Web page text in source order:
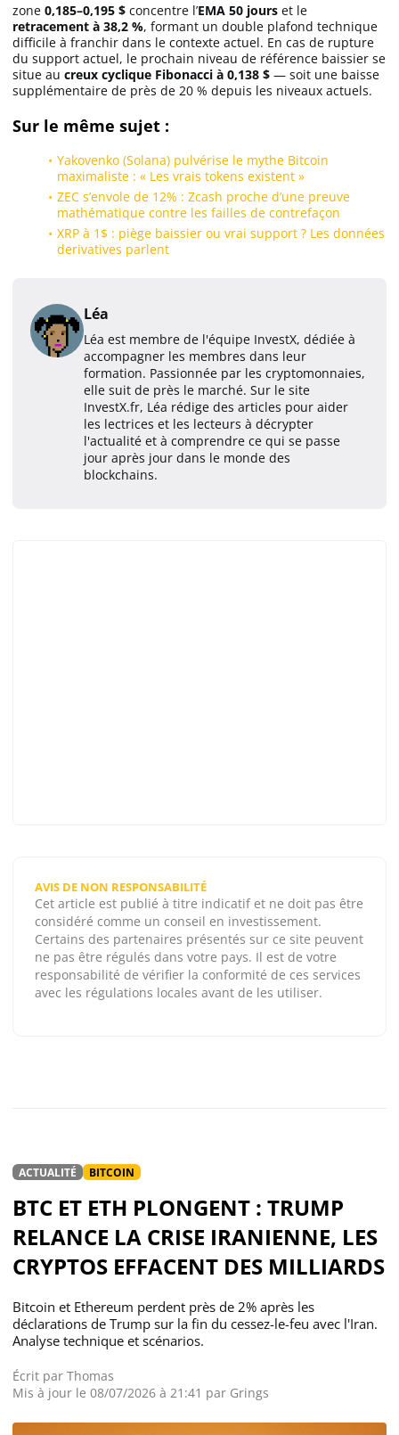
zone 0,185–0,195 $ concentre l’EMA 50 jours et le
retracement à 38,2 %, formant un double plafond technique
difficile à franchir dans le contexte actuel. En cas de rupture
du support actuel, le prochain niveau de référence baissier se
situe au creux cyclique Fibonacci à 0,138 $ — soit une baisse
supplémentaire de près de 20 % depuis les niveaux actuels.
Sur le même sujet :
Yakovenko (Solana) pulvérise le mythe Bitcoin
maximaliste : « Les vrais tokens existent »
ZEC s’envole de 12% : Zcash proche d’une preuve
mathématique contre les failles de contrefaçon
XRP à 1$ : piège baissier ou vrai support ? Les données
derivatives parlent
Léa
Léa est membre de l'équipe InvestX, dédiée à
accompagner les membres dans leur
formation. Passionnée par les cryptomonnaies,
elle suit de près le marché. Sur le site
InvestX.fr, Léa rédige des articles pour aider
les lectrices et les lecteurs à décrypter
l'actualité et à comprendre ce qui se passe
jour après jour dans le monde des
blockchains.
AVIS DE NON RESPONSABILITÉ
Cet article est publié à titre indicatif et ne doit pas être
considéré comme un conseil en investissement.
Certains des partenaires présentés sur ce site peuvent
ne pas être régulés dans votre pays. Il est de votre
responsabilité de vérifier la conformité de ces services
avec les régulations locales avant de les utiliser.
ACTUALITÉ BITCOIN
BTC ET ETH PLONGENT : TRUMP
RELANCE LA CRISE IRANIENNE, LES
CRYPTOS EFFACENT DES MILLIARDS
Bitcoin et Ethereum perdent près de 2% après les
déclarations de Trump sur la fin du cessez-le-feu avec l'Iran.
Analyse technique et scénarios.
Écrit par Thomas
Mis à jour le 08/07/2026 à 21:41 par Grings